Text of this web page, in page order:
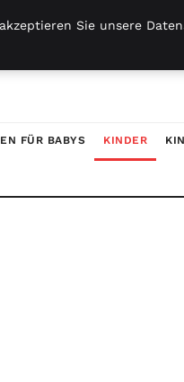
FÜR BABYS KINDER
Sie unsere